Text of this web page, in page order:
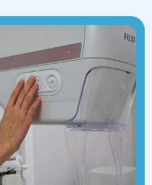
анализ
pylori;
белки, выявляемые
обнаружения